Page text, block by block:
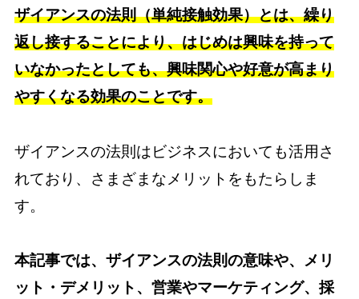
ザイアンスの法則（単純接触効果）とは、繰り
返し接することにより、はじめは興味を持って
いなかったとしても、興味関心や好意が高まり
やすくなる効果のことです。
ザイアンスの法則はビジネスにおいても活用さ
れており、さまざまなメリットをもたらしま
す。
本記事では、ザイアンスの法則の意味や、メリ
ット・デメリット、営業やマーケティング、採